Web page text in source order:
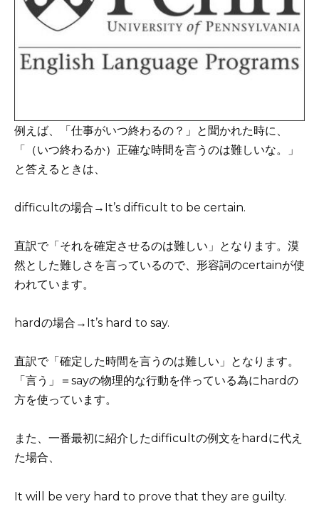
例えば、「仕事がいつ終わるの？」と聞かれた時に、
「（いつ終わるか）正確な時間を言うのは難しいな。」
と答えるときは、
difficultの場合→It’s difficult to be certain.
直訳で「それを確定させるのは難しい」となります。漠
然とした難しさを言っているので、形容詞のcertainが使
われています。
hardの場合→It’s hard to say.
直訳で「確定した時間を言うのは難しい」となります。
「言う」＝sayの物理的な行動を伴っている為にhardの
方を使っています。
また、一番最初に紹介したdifficultの例文をhardに代え
た場合、
It will be very hard to prove that they are guilty.